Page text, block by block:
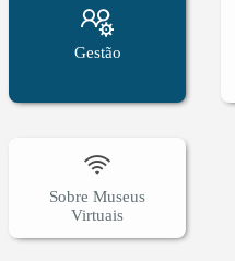
Gestão
Sobre Museus
Virtuais